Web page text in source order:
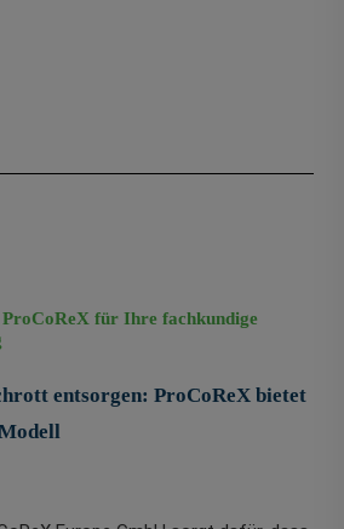
für Ihre fachkundige
entsorgen: ProCoReX bietet